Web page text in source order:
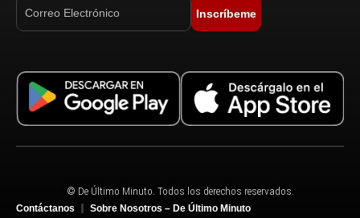
Inscríbeme
© De Último Minuto. Todos los derechos reservados.
Contáctanos
Sobre Nosotros – De Último Minuto